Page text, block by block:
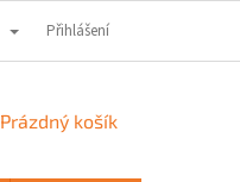
DOPRAVA A PLATBA
Přihlášení
NÁKUPNÍ
Prázdný košík